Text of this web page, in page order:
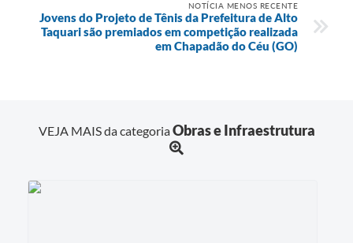
NOTÍCIA MENOS RECENTE
Jovens do Projeto de Tênis da Prefeitura de Alto
Taquari são premiados em competição realizada
em Chapadão do Céu (GO)
VEJA MAIS da categoriaObras e Infraestrutura